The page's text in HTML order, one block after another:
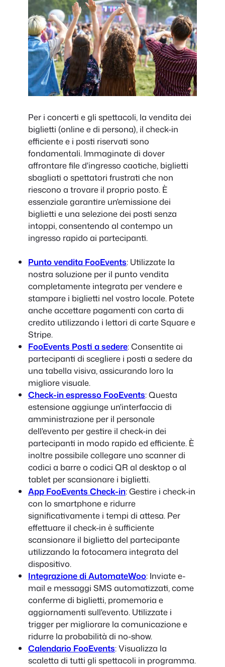
Per i concerti e gli spettacoli, la vendita dei
biglietti (online e di persona), il check-in
efficiente e i posti riservati sono
fondamentali. Immaginate di dover
affrontare file d'ingresso caotiche, biglietti
sbagliati o spettatori frustrati che non
riescono a trovare il proprio posto. È
essenziale garantire un'emissione dei
biglietti e una selezione dei posti senza
intoppi, consentendo al contempo un
ingresso rapido ai partecipanti.
Punto vendita FooEvents: Utilizzate la
nostra soluzione per il punto vendita
completamente integrata per vendere e
stampare i biglietti nel vostro locale. Potete
anche accettare pagamenti con carta di
credito utilizzando i lettori di carte Square e
Stripe.
FooEvents Posti a sedere: Consentite ai
partecipanti di scegliere i posti a sedere da
una tabella visiva, assicurando loro la
migliore visuale.
Check-in espresso FooEvents: Questa
estensione aggiunge un'interfaccia di
amministrazione per il personale
dell'evento per gestire il check-in dei
partecipanti in modo rapido ed efficiente. È
inoltre possibile collegare uno scanner di
codici a barre o codici QR al desktop o al
tablet per scansionare i biglietti.
App FooEvents Check-in: Gestire i check-in
con lo smartphone e ridurre
significativamente i tempi di attesa. Per
effettuare il check-in è sufficiente
scansionare il biglietto del partecipante
utilizzando la fotocamera integrata del
dispositivo.
Integrazione di AutomateWoo: Inviate e-
mail e messaggi SMS automatizzati, come
conferme di biglietti, promemoria e
aggiornamenti sull'evento. Utilizzate i
trigger per migliorare la comunicazione e
ridurre la probabilità di no-show.
Calendario FooEvents: Visualizza la
scaletta di tutti gli spettacoli in programma.